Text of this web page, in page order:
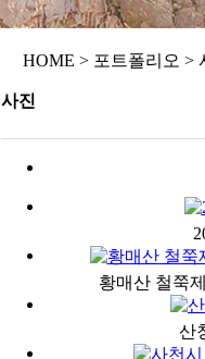
HOME > 포트폴리오 >
사진
황매산 철쭉
산